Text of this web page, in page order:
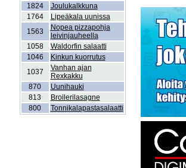
1824
Joulukalkkuna
1764
Lipeäkala uunissa
1563
Nopea pizzapohja
leivinjauheella
1058
Waldorfin salaatti
1046
Kinkun kuorrutus
1037
Vanhan ajan
Rexkakku
870
Uunihauki
813
Broilerilasagne
800
Tonnikalapastasalaatti